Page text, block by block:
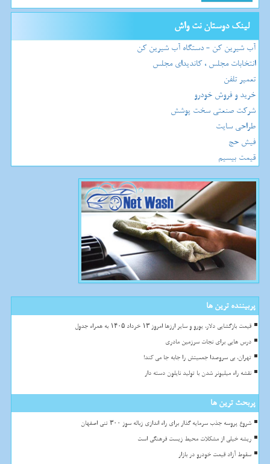
لینک دوستان نت واش
آب شیرین کن - دستگاه آب شیرین کن
انتخابات مجلس ، کاندیدای مجلس
تعمیر تلفن
خرید و فروش خودرو
شرکت صنعتی سخت پوشش
طراحی سایت
فیش حج
قیمت بیسیم
پربیننده ترین ها
قیمت بازگشایی دلار، یورو و سایر ارزها امروز ۱۳ خرداد ۱۴۰۵ به همراه جدول
درس هایی برای نجات سرزمین مادری
تهران، بی سروصدا جمعیتش را جابه جا می کند!
نقشه راه میلیونر شدن با تولید نایلون دسته دار
پربحث ترین ها
شروع پروسه جذب سرمایه گذار برای راه اندازی زباله سوز ۳۰۰ تنی اصفهان
ریشه خیلی از مشکلات محیط زیست فرهنگی است
سقوط آزاد قیمت خودرو در بازار